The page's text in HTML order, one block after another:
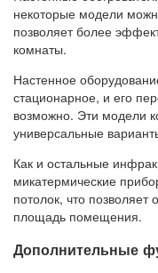
некоторые модели
позволяет более
комнаты.
Настенное
стационарное, и его
возможно. Эти модели
универсальные
Как и остальные
микатермические
потолок, что
площадь помещения.
Дополнительные